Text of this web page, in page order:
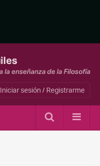
Iniciar sesión / Registrarme